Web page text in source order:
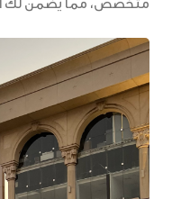
متخصص، مما يضمن لك